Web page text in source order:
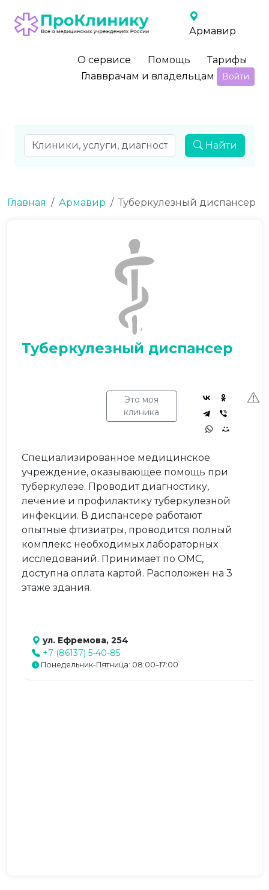
Армавир
О сервисе Помощь
Тарифы
Главврачам и владельцам
Войти
Найти
Главная Армавир Туберкулезный диспансер
Туберкулезный диспансер
Это моя
клиника
Специализированное медицинское
учреждение, оказывающее помощь при
туберкулезе. Проводит диагностику,
лечение и профилактику туберкулезной
инфекции. В диспансере работают
опытные фтизиатры, проводится полный
комплекс необходимых лабораторных
исследований. Принимает по ОМС,
доступна оплата картой. Расположен на 3
этаже здания.
ул. Ефремова, 254
+7 (86137) 5-40-85
Понедельник-Пятница: 08:00–17:00